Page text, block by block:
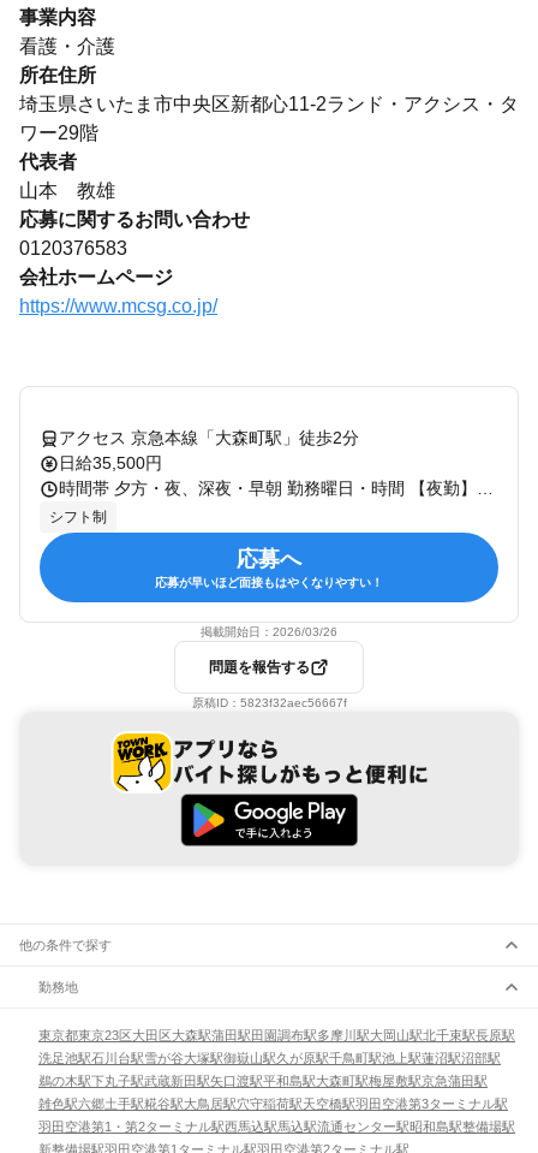
事業内容
看護・介護
所在住所
埼玉県さいたま市中央区新都心11-2ランド・アクシス・タ
ワー29階
代表者
山本 教雄
応募に関するお問い合わせ
0120376583
会社ホームページ
https://www.mcsg.co.jp/
アクセス 京急本線「大森町駅」徒歩2分
日給35,500円
シフト制
応募へ
応募が早いほど面接もはやくなりやすい！
掲載開始日： 2026/03/26
問題を報告する
原稿ID： 5823f32aec56667f
他の条件で探す
勤務地
東京都東京23区大田区大森駅蒲田駅田園調布駅多摩川駅大岡山駅北千束駅長原駅
洗足池駅石川台駅雪が谷大塚駅御嶽山駅久が原駅千鳥町駅池上駅蓮沼駅沼部駅
鵜の木駅下丸子駅武蔵新田駅矢口渡駅平和島駅大森町駅梅屋敷駅京急蒲田駅
雑色駅六郷土手駅糀谷駅大鳥居駅穴守稲荷駅天空橋駅羽田空港第3ターミナル駅
羽田空港第1・第2ターミナル駅西馬込駅馬込駅流通センター駅昭和島駅整備場駅
新整備場駅羽田空港第1ターミナル駅羽田空港第2ターミナル駅